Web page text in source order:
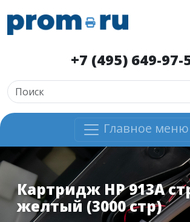
+7 (495) 649-97-
Главное меню
Картридж HP 913A
желтый (3000 стр)